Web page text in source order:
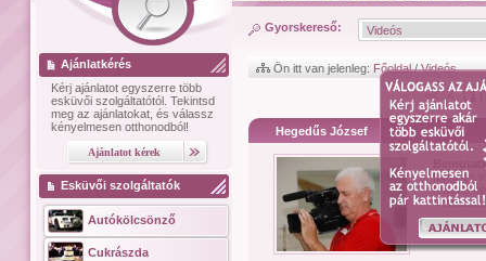
Ajánlatkérés
Kérj ajánlatot egyszerre több
esküvői szolgáltatótól. Tekintsd
meg az ajánlatokat, és válassz
kényelmesen otthonodból!
Esküvői szolgáltatók
Autókölcsönző
Cukrászda
Gyorskereső:
Ön itt van jelenleg: Főoldal/Videós
<< < | 1|
Hegedűs József
fotós és
felvétel
"Panaso...